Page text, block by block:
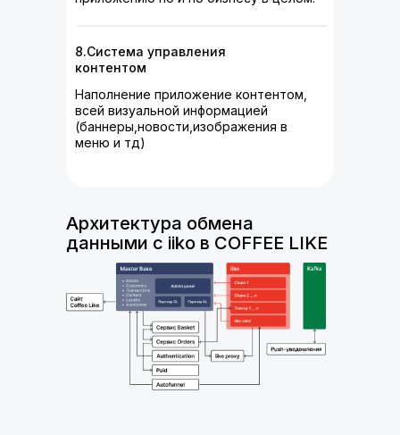
8.Система управления
контентом
Наполнение приложение контентом,
всей визуальной информацией
(баннеры,новости,изображения в
меню и тд)
Архитектура обмена
данными с iiko в COFFEE LIKE